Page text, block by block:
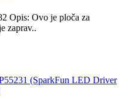
Opis: Ovo je ploča za
zaprav..